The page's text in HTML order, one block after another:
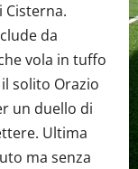
Cisterna.
da
vola in tuffo
solito Orazio
un duello di
Ultima
ma senza